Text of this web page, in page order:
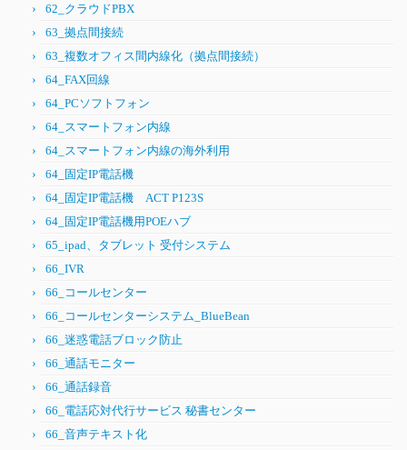
62_クラウドPBX
63_拠点間接続
63_複数オフィス間内線化（拠点間接続）
64_FAX回線
64_PCソフトフォン
64_スマートフォン内線
64_スマートフォン内線の海外利用
64_固定IP電話機
64_固定IP電話機 ACT P123S
64_固定IP電話機用POEハブ
65_ipad、タブレット 受付システム
66_IVR
66_コールセンター
66_コールセンターシステム_BlueBean
66_迷惑電話ブロック防止
66_通話モニター
66_通話録音
66_電話応対代行サービス 秘書センター
66_音声テキスト化